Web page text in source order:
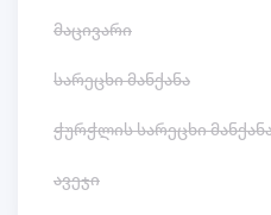
მაცივარი
სარეცხი მანქანა
ჭურჭლის სარეცხი
ავეჯი